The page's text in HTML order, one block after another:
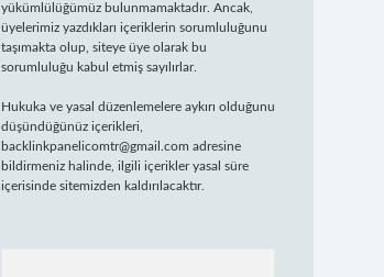
yükümlülüğümüz bulunmamaktadır. Ancak,
üyelerimiz yazdıkları içeriklerin sorumluluğunu
taşımakta olup, siteye üye olarak bu
sorumluluğu kabul etmiş sayılırlar.
Hukuka ve yasal düzenlemelere aykırı olduğunu
düşündüğünüz içerikleri,
backlinkpanelicomtr@gmail.com adresine
bildirmeniz halinde, ilgili içerikler yasal süre
içerisinde sitemizden kaldırılacaktır.